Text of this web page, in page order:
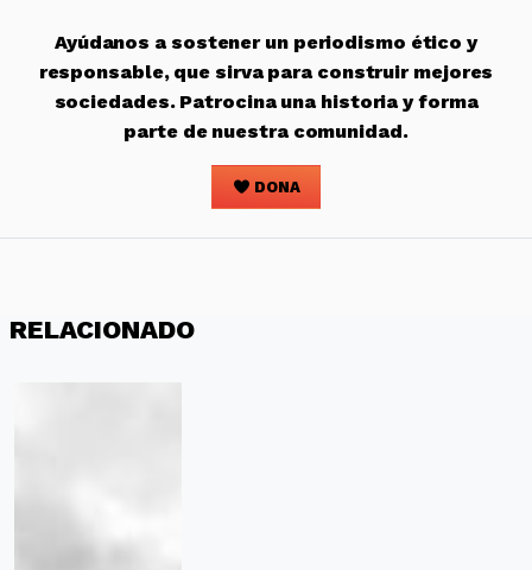
Ayúdanos a sostener un periodismo ético y
responsable, que sirva para construir mejores
sociedades. Patrocina una historia y forma
parte de nuestra comunidad.
DONA
RELACIONADO